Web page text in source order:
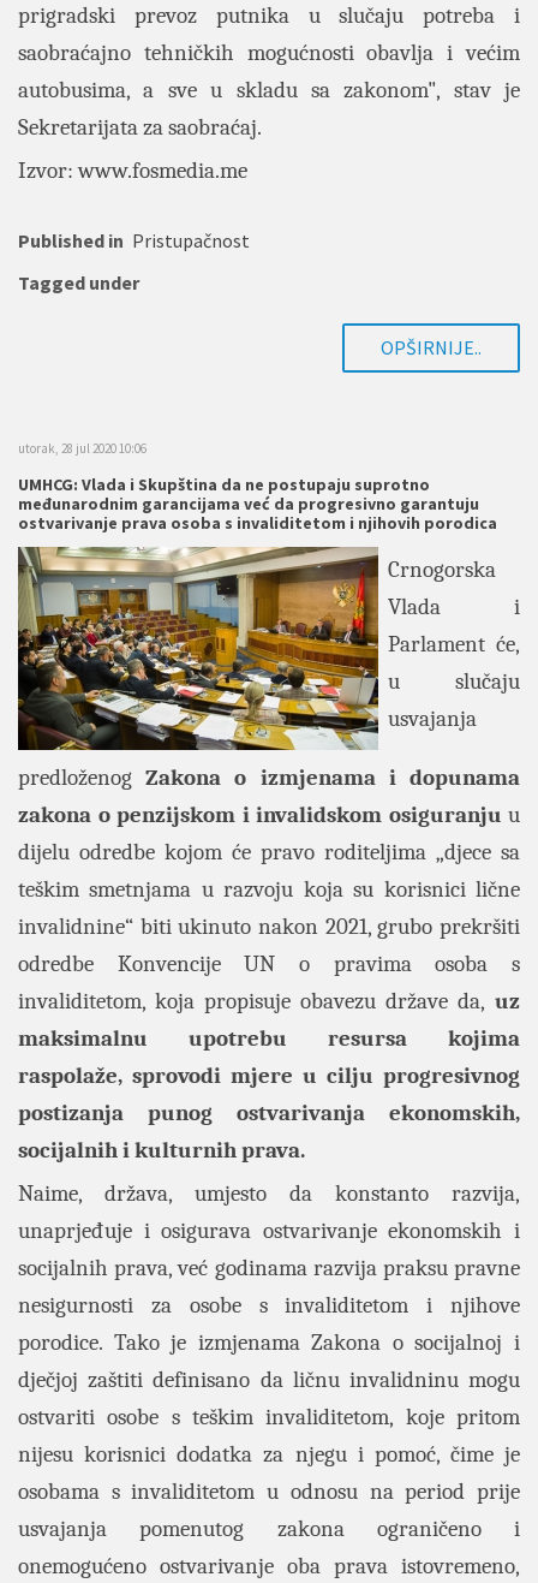
prigradski prevoz putnika u slučaju potreba i
saobraćajno tehničkih mogućnosti obavlja i većim
autobusima, a sve u skladu sa zakonom", stav je
Sekretarijata za saobraćaj.
Izvor:www.fosmedia.me
Published in Pristupačnost
Tagged under
OPŠIRNIJE..
utorak, 28 jul 2020 10:06
UMHCG: Vlada i Skupština da ne postupaju suprotno
međunarodnim garancijama već da progresivno garantuju
ostvarivanje prava osoba s invaliditetom i njihovih porodica
Crnogorska
Vlada i
Parlament će,
u slučaju
usvajanja
predloženogZakona o izmjenama i dopunama
zakona o penzijskom i invalidskom osiguranju u
dijelu odredbe kojom će pravo roditeljima „djece sa
teškim smetnjama u razvoju koja su korisnici lične
invalidnine“ biti ukinuto nakon 2021, grubo prekršiti
odredbe Konvencije UN o pravima osoba s
invaliditetom, koja propisuje obavezu države da, uz
maksimalnu upotrebu resursa kojima
raspolaže, sprovodi mjere u cilju progresivnog
postizanja punog ostvarivanja ekonomskih,
socijalnih i kulturnih prava.
Naime, država, umjesto da konstanto razvija,
unaprjeđuje i osigurava ostvarivanje ekonomskih i
socijalnih prava, već godinama razvija praksu pravne
nesigurnosti za osobe s invaliditetom i njihove
porodice. Tako je izmjenama Zakona o socijalnoj i
dječjoj zaštiti definisano da ličnu invalidninu mogu
ostvariti osobe s teškim invaliditetom, koje pritom
nijesu korisnici dodatka za njegu i pomoć, čime je
osobama s invaliditetom u odnosu na period prije
usvajanja pomenutog zakona ograničeno i
onemogućeno ostvarivanje oba prava istovremeno,